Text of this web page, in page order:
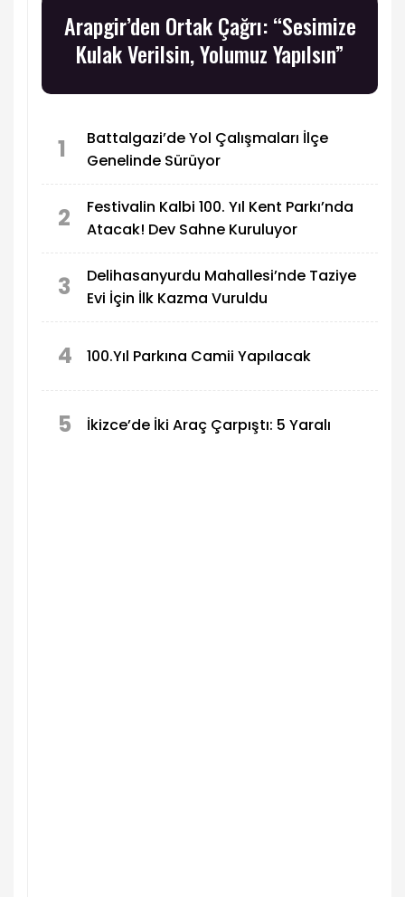
Arapgir’den Ortak Çağrı: “Sesimize
Kulak Verilsin, Yolumuz Yapılsın”
1
Battalgazi’de Yol Çalışmaları İlçe
Genelinde Sürüyor
2
Festivalin Kalbi 100. Yıl Kent Parkı’nda
Atacak! Dev Sahne Kuruluyor
3
Delihasanyurdu Mahallesi’nde Taziye
Evi İçin İlk Kazma Vuruldu
4 100.Yıl Parkına Camii Yapılacak
5 İkizce’de İki Araç Çarpıştı: 5 Yaralı